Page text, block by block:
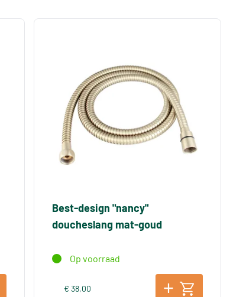
Best-design "nancy"
doucheslang mat-goud
Op voorraad
€ 38,00